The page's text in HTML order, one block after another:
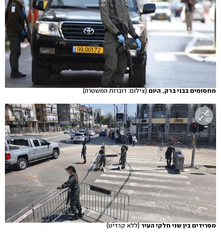
מחסומים בבני ברק, היום (צילום: דוברות המשטרה)
מפרידים בין שני חלקי העיר(ללא קרדיט)